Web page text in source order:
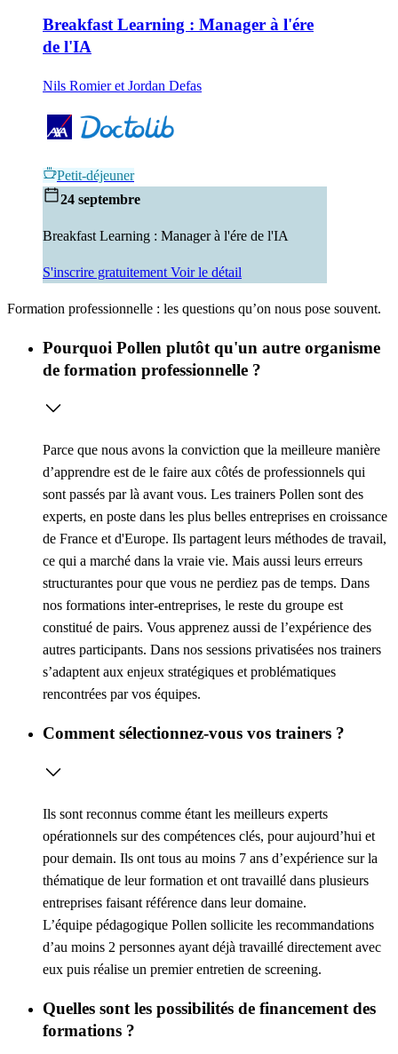
Breakfast Learning : Manager à l'ére
de l'IA
Nils Romier et Jordan Defas
Petit-déjeuner
24 septembre
Breakfast Learning : Manager à l'ére de l'IA
S'inscrire gratuitement Voir le détail
Formation professionnelle : les questions qu’on nous pose souvent.
Pourquoi Pollen plutôt qu'un autre organisme
de formation professionnelle ?
Parce que nous avons la conviction que la meilleure manière
d’apprendre est de le faire aux côtés de professionnels qui
sont passés par là avant vous. Les trainers Pollen sont des
experts, en poste dans les plus belles entreprises en croissance
de France et d'Europe. Ils partagent leurs méthodes de travail,
ce qui a marché dans la vraie vie. Mais aussi leurs erreurs
structurantes pour que vous ne perdiez pas de temps. Dans
nos formations inter-entreprises, le reste du groupe est
constitué de pairs. Vous apprenez aussi de l’expérience des
autres participants. Dans nos sessions privatisées nos trainers
s’adaptent aux enjeux stratégiques et problématiques
rencontrées par vos équipes.
Comment sélectionnez-vous vos trainers ?
Ils sont reconnus comme étant les meilleurs experts
opérationnels sur des compétences clés, pour aujourd’hui et
pour demain. Ils ont tous au moins 7 ans d’expérience sur la
thématique de leur formation et ont travaillé dans plusieurs
entreprises faisant référence dans leur domaine.
L’équipe pédagogique Pollen sollicite les recommandations
d’au moins 2 personnes ayant déjà travaillé directement avec
eux puis réalise un premier entretien de screening.
Quelles sont les possibilités de financement des
formations ?